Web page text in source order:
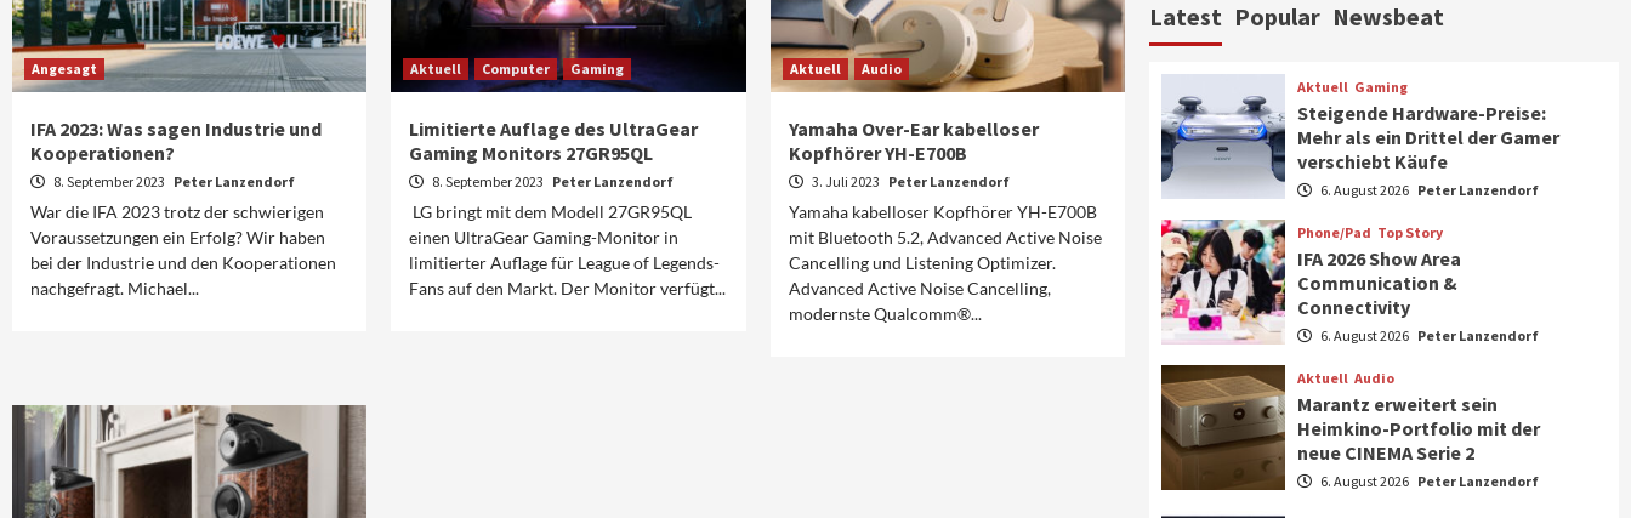
Angesagt
IFA 2023: Was sagen Industrie und
Kooperationen?
8. September 2023 Peter Lanzendorf
War die IFA 2023 trotz der schwierigen
Voraussetzungen ein Erfolg? Wir haben
bei der Industrie und den Kooperationen
nachgefragt. Michael...
Aktuell Computer Gaming
Limitierte Auflage des UltraGear
Gaming Monitors 27GR95QL
8. September 2023 Peter Lanzendorf
LG bringt mit dem Modell 27GR95QL
einen UltraGear Gaming-Monitor in
limitierter Auflage für League of Legends-
Fans auf den Markt. Der Monitor verfügt...
Aktuell Audio
Yamaha Over-Ear kabelloser
Kopfhörer YH-E700B
3. Juli 2023 Peter Lanzendorf
Yamaha kabelloser Kopfhörer YH-E700B
mit Bluetooth 5.2, Advanced Active Noise
Cancelling und Listening Optimizer.
Advanced Active Noise Cancelling,
modernste Qualcomm®...
6
CHERRY baut Vertriebsteam
7
Smart Living Top Story
Verbraucher setzen immer
mehr auf Klimageräte und
Ventilatoren
1
Aktuell Gaming
Steigende Hardware-Preise:
Mehr als ein Drittel der
Gamer verschiebt Käufe
Phone/Pad Top Story
IFA 2026 Show Area
Communication &
Connectivity
Latest Popular Newsbeat
Aktuell Gaming
Steigende Hardware-Preise:
Mehr als ein Drittel der Gamer
verschiebt Käufe
6. August 2026 Peter Lanzendorf
Phone/Pad Top Story
IFA 2026 Show Area
Communication &
Connectivity
6. August 2026 Peter Lanzendorf
Aktuell Audio
Marantz erweitert sein
Heimkino-Portfolio mit der
neue CINEMA Serie 2
6. August 2026 Peter Lanzendorf